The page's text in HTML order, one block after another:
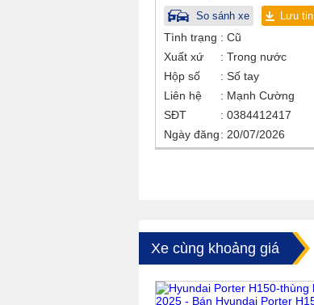
So sánh xe Lưu tin
Tình trạng
Cũ
Xuất xứ
Trong nước
Hộp số
Số tay
Liên hệ
Mạnh Cường
SĐT
0384412417
Ngày đăng
20/07/2026
Xe cùng khoảng giá